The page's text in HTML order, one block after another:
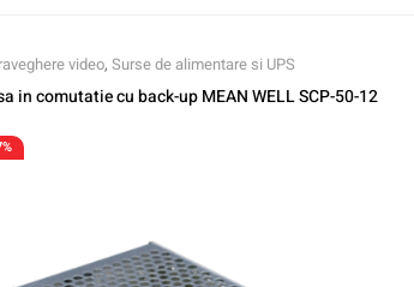
video, Surse de alimentare si UPS
in comutatie cu back-up MEAN WELL SCP-50-12